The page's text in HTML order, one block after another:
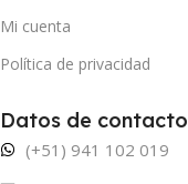
Mi cuenta
Política de privacidad
Datos de contacto
(+51) 941 102 019